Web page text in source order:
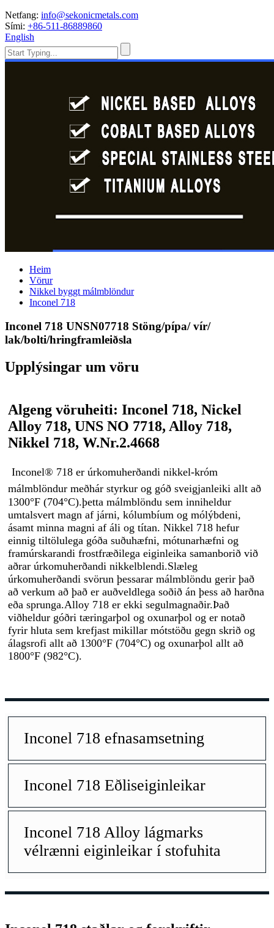
Netfang: info@sekonicmetals.com
Sími: +86-511-86889860
English
Heim
Vörur
Nikkel byggt málmblöndur
Inconel 718
Inconel 718 UNSN07718 Stöng/pípa/ vír/
lak/bolti/hringframleiðsla
Upplýsingar um vöru
Algeng vöruheiti: Inconel 718, Nickel
Alloy 718, UNS NO 7718, Alloy 718,
Nikkel 718, W.Nr.2.4668
Inconel® 718 er úrkomuherðandi nikkel-króm
málmblöndur meðhár styrkur og góð sveigjanleiki allt að
1300°F (704°C).þetta málmblöndu sem inniheldur
umtalsvert magn af járni, kólumbíum og mólýbdeni,
ásamt minna magni af áli og títan. Nikkel 718 hefur
einnig tiltölulega góða suðuhæfni, mótunarhæfni og
framúrskarandi frostfræðilega eiginleika samanborið við
aðrar úrkomuherðandi nikkelblendi.Slæleg
úrkomuherðandi svörun þessarar málmblöndu gerir það
að verkum að það er auðveldlega soðið án þess að harðna
eða sprunga.Alloy 718 er ekki segulmagnaðir.Það
viðheldur góðri tæringarþol og oxunarþol og er notað
fyrir hluta sem krefjast mikillar mótstöðu gegn skrið og
álagsrofi allt að 1300°F (704°C) og oxunarþol allt að
1800°F (982°C).
Inconel 718 efnasamsetning
Inconel 718 Eðliseiginleikar
Inconel 718 Alloy lágmarks
vélrænni eiginleikar í stofuhita